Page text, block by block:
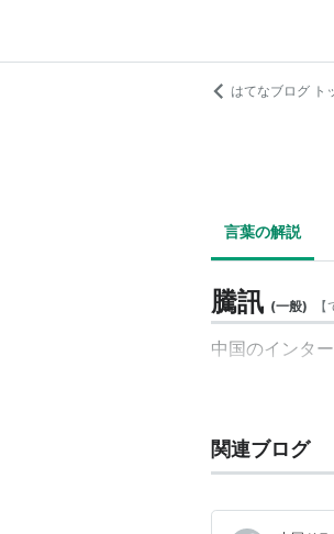
はてなブログ ト
言葉の解説
騰訊 (一般) 【
中国のインタ
関連ブログ